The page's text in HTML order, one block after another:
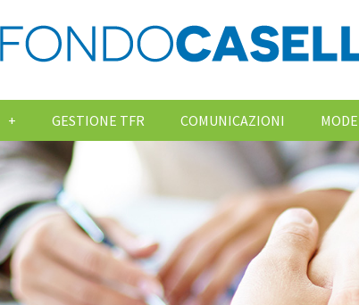
GESTIONE TFR COMUNICAZIONI